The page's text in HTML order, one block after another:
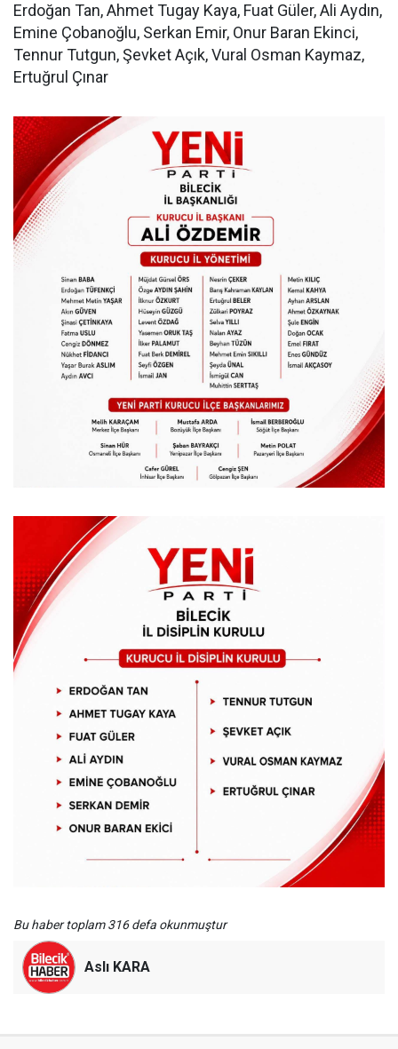
Erdoğan Tan, Ahmet Tugay Kaya, Fuat Güler, Ali Aydın,
Emine Çobanoğlu, Serkan Emir, Onur Baran Ekinci,
Tennur Tutgun, Şevket Açık, Vural Osman Kaymaz,
Ertuğrul Çınar
Bu haber toplam 316 defa okunmuştur
Aslı KARA